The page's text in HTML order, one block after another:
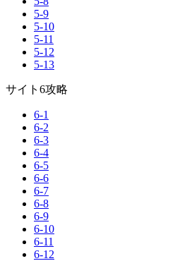
5-9
5-10
5-11
5-12
5-13
サイト6攻略
6-1
6-2
6-3
6-4
6-5
6-6
6-7
6-8
6-9
6-10
6-11
6-12